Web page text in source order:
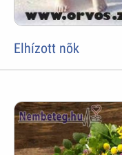
Elhízott nõk